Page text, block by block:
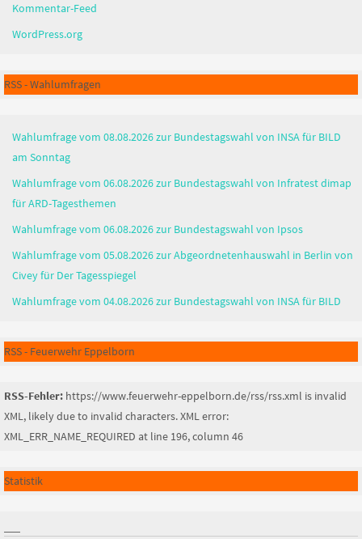
Kommentar-Feed
WordPress.org
RSS - Wahlumfragen
Wahlumfrage vom 08.08.2026 zur Bundestagswahl von INSA für BILD
am Sonntag
Wahlumfrage vom 06.08.2026 zur Bundestagswahl von Infratest dimap
für ARD-Tagesthemen
Wahlumfrage vom 06.08.2026 zur Bundestagswahl von Ipsos
Wahlumfrage vom 05.08.2026 zur Abgeordnetenhauswahl in Berlin von
Civey für Der Tagesspiegel
Wahlumfrage vom 04.08.2026 zur Bundestagswahl von INSA für BILD
RSS - Feuerwehr Eppelborn
RSS-Fehler: https://www.feuerwehr-eppelborn.de/rss/rss.xml is invalid
XML, likely due to invalid characters. XML error:
XML_ERR_NAME_REQUIRED at line 196, column 46
Statistik